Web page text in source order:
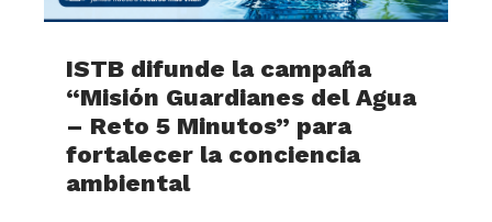
ISTB difunde la campaña
“Misión Guardianes del Agua
– Reto 5 Minutos” para
fortalecer la conciencia
ambiental